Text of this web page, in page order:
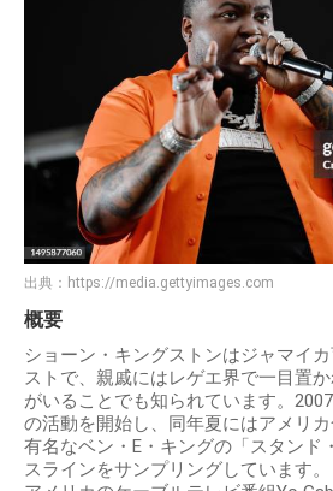
出典： https://media.gettyimages.com
概要
ショーン・キングストンはジャマイ
ストで、親戚にはレゲエ界で一目置
がいることでも知られています。
の活動を開始し、同年夏にはアメリ
有名なベン・E・キングの「スタンド
スラインをサンプリングしています